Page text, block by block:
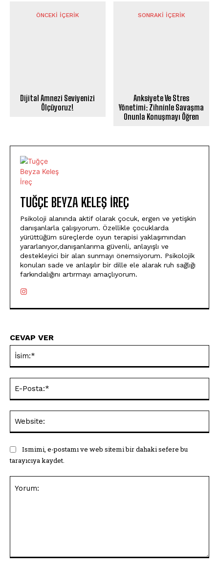
ÖNCEKI İÇERIK
Dijital Amnezi Seviyenizi
Ölçüyoruz!
SONRAKI İÇERIK
Anksiyete Ve Stres
Yönetimi: Zihninle Savaşma
Onunla Konuşmayı Öğren
TUĞÇE BEYZA KELEŞ İREÇ
Psikoloji alanında aktif olarak çocuk, ergen ve yetişkin
danışanlarla çalışıyorum. Özellikle çocuklarda
yürüttüğüm süreçlerde oyun terapisi yaklaşımından
yararlanıyor,danışanlarıma güvenli, anlayışlı ve
destekleyici bir alan sunmayı önemsiyorum. Psikolojik
konuları sade ve anlaşılır bir dille ele alarak ruh sağlığı
farkındalığını artırmayı amaçlıyorum.
CEVAP VER
Ismimi, e-postamı ve web sitemi bir dahaki sefere bu
tarayıcıya kaydet.